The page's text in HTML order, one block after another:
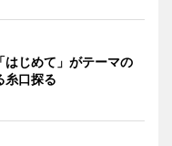
はじめて」がテーマの
口探る